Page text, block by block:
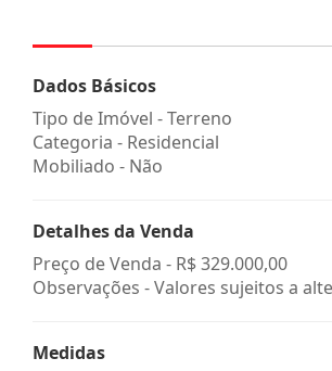
Dados Básicos
Tipo de Imóvel - Terreno
Categoria - Residencial
Mobiliado - Não
Detalhes da Venda
Preço de Venda - R$ 329.000,00
Observações - Valores sujeitos a
Medidas